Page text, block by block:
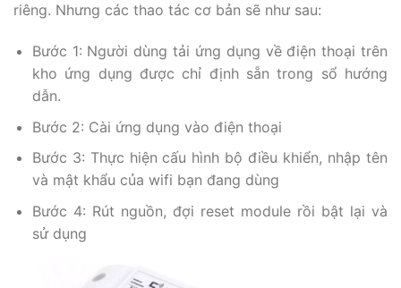
riêng. Nhưng các thao tác cơ bản sẽ như sau:
Bước 1: Người dùng tải ứng dụng về điện thoại trên
kho ứng dụng được chỉ định sẵn trong sổ hướng
dẫn.
Bước 2: Cài ứng dụng vào điện thoại
Bước 3: Thực hiện cấu hình bộ điều khiển, nhập tên
và mật khẩu của wifi bạn đang dùng
Bước 4: Rút nguồn, đợi reset module rồi bật lại và
sử dụng